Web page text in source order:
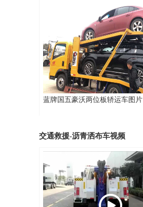
蓝牌国五豪沃两位板轿运车图片
交通救援-沥青洒布车视频